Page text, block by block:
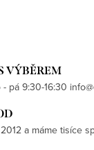
VÝBĚREM
pá 9:30-16:30
a máme tisíce